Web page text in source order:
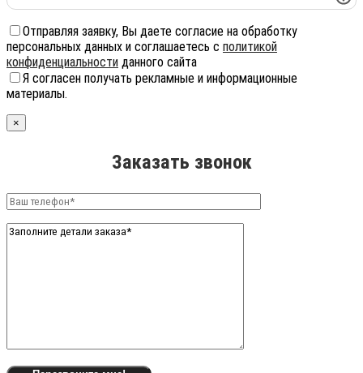
Отправляя заявку, Вы даете согласие на обработку
персональных данных и соглашаетесь с политикой
конфиденциальности данного сайта
Я согласен получать рекламные и информационные
материалы.
×
Заказать звонок